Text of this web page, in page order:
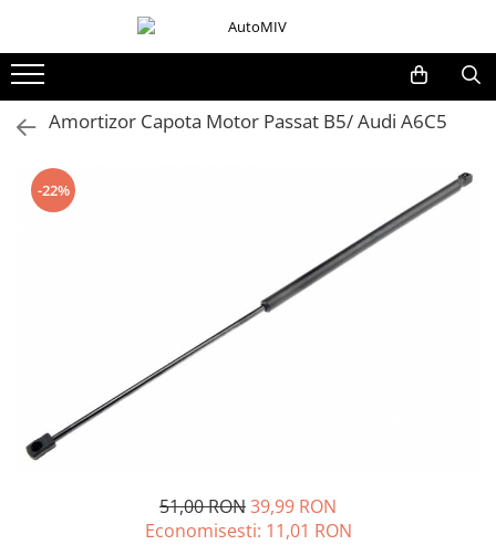
Oferta Saptamanii
Butoane Geam
Bloc Lumini
Buton Clapeta Rezervor
Buton Portbagaj
Alte Butoane/Comutatoare
Schimbatoare Viteze
Amortizor Capota Motor Passat B5/ Audi A6C5
-22%
51,00 RON39,99 RON
Economisesti: 11,01 RON